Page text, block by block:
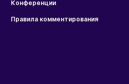
Конференции
Правила комментирования